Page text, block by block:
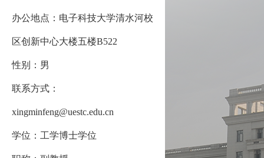
办公地点：电子科技大学清水河校
区创新中心大楼五楼B522
性别：男
联系方式：
xingminfeng@uestc.edu.cn
学位：工学博士学位